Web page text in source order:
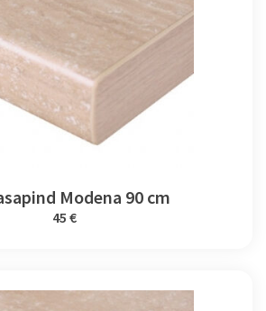
Modena 90 cm
45 €